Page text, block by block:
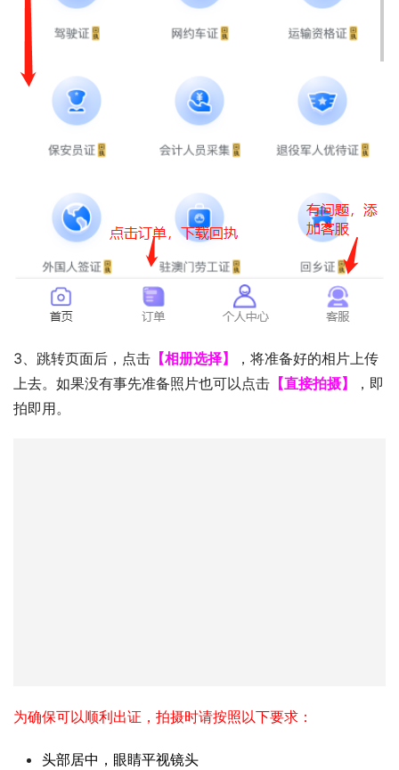
3、跳转页面后，点击 【相册选择】
，将准备好的相片上传
上去。如果没有事先准备照片也可以点击 【直接拍摄】
，即
拍即用。
为确保可以顺利出证，拍摄时请按照以下要求：
头部居中，眼睛平视镜头